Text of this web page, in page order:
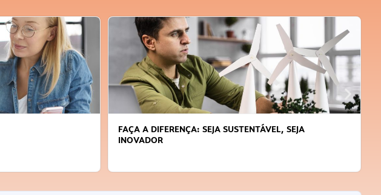
FAÇA A DIFERENÇA: SEJA SUSTENTÁVEL, SEJA
INOVADOR